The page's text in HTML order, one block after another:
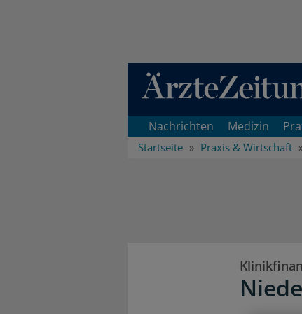
Direkt zum Inhaltsbereich
Nachrichten Medizin
Startseite Praxis & Wirtschaft